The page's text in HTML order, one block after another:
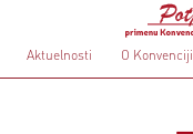
Aktuelnosti O Konvenciji